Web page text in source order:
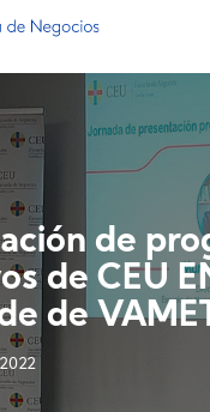
de
de CEU
de